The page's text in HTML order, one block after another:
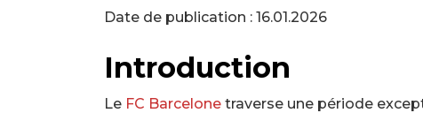
Date de publication : 16.01.2026
Introduction
Le FC Barcelone traverse une période